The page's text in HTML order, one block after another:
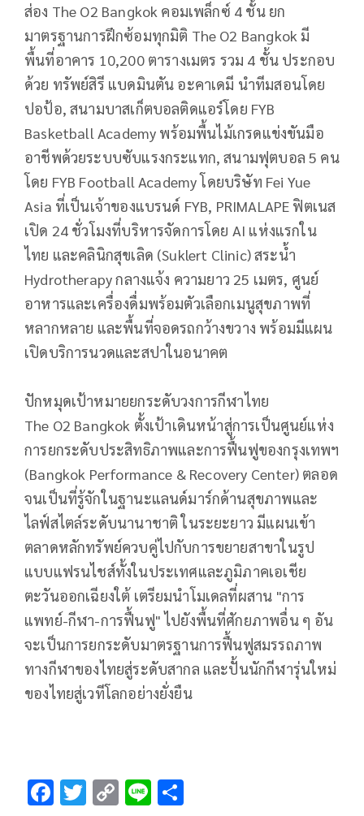
ส่อง The O2 Bangkok คอมเพล็กซ์ 4 ชั้น ยก
มาตรฐานการฝึกซ้อมทุกมิติ The O2 Bangkok มี
พื้นที่อาคาร 10,200 ตารางเมตร รวม 4 ชั้น ประกอบ
ด้วย ทรัพย์สิรี แบดมินตัน อะคาเดมี นำทีมสอนโดย
ปอป้อ, สนามบาสเก็ตบอลติดแอร์โดย FYB
Basketball Academy พร้อมพื้นไม้เกรดแข่งขันมือ
อาชีพด้วยระบบซับแรงกระแทก, สนามฟุตบอล 5 คน
โดย FYB Football Academy โดยบริษัท Fei Yue
Asia ที่เป็นเจ้าของแบรนด์ FYB, PRIMALAPE ฟิตเนส
เปิด 24 ชั่วโมงที่บริหารจัดการโดย AI แห่งแรกใน
ไทย และคลินิกสุขเลิด (Suklert Clinic) สระน้ำ
Hydrotherapy กลางแจ้ง ความยาว 25 เมตร, ศูนย์
อาหารและเครื่องดื่มพร้อมตัวเลือกเมนูสุขภาพที่
หลากหลาย และพื้นที่จอดรถกว้างขวาง พร้อมมีแผน
เปิดบริการนวดและสปาในอนาคต
ปักหมุดเป้าหมายยกระดับวงการกีฬาไทย
The O2 Bangkok ตั้งเป้าเดินหน้าสู่การเป็นศูนย์แห่ง
การยกระดับประสิทธิภาพและการฟื้นฟูของกรุงเทพฯ
(Bangkok Performance & Recovery Center) ตลอด
จนเป็นที่รู้จักในฐานะแลนด์มาร์กด้านสุขภาพและ
ไลฟ์สไตล์ระดับนานาชาติ ในระยะยาว มีแผนเข้า
ตลาดหลักทรัพย์ควบคู่ไปกับการขยายสาขาในรูป
แบบแฟรนไชส์ทั้งในประเทศและภูมิภาคเอเชีย
ตะวันออกเฉียงใต้ เตรียมนำโมเดลที่ผสาน "การ
แพทย์-กีฬา-การฟื้นฟู" ไปยังพื้นที่ศักยภาพอื่น ๆ อัน
จะเป็นการยกระดับมาตรฐานการฟื้นฟูสมรรถภาพ
ทางกีฬาของไทยสู่ระดับสากล และปั้นนักกีฬารุ่นใหม่
ของไทยสู่เวทีโลกอย่างยั่งยืน
F T C Li